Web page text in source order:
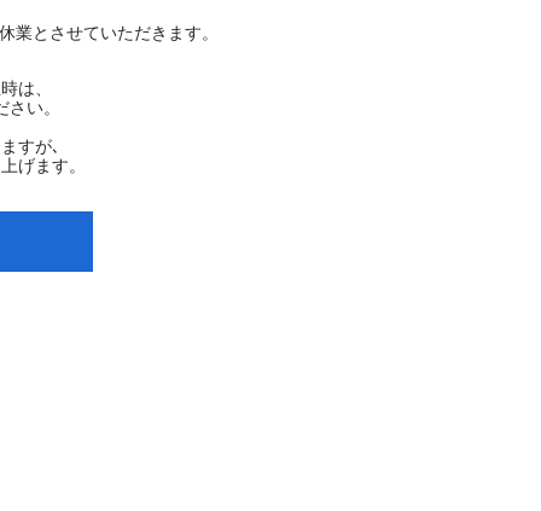
業とさせていただきます。
は、
い。
すが､
げます。